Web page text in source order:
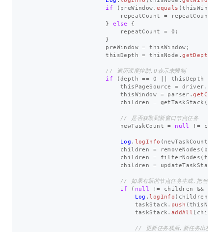
if
( preWindow .equals (thisWindow
repeatCount
= repeatCount
}
else
{
repeatCount
= 0 ;
}
preWindow = thisWindow ;
thisDepth
= thisNode .getDepth
// 遍历深度控制,0表示未限制
if
(depth == 0 thisDepth
thisPageSource
= driver .
thisWindow
= parser .
children
= getTaskStack (
// 是否获取到新窗口节点任务
newTaskCount
= null !=
Log . logInfo ( newTaskCount
children
= removeNodes (
children
= filterNodes (
children
= updateTaskStack
// 如果有新的节点任务生成,把当前节
if
( null != children &&
Log .logInfo ( children
taskStack . push (thisNode
taskStack . addAll (
// 更新任务栈后,新任务出栈